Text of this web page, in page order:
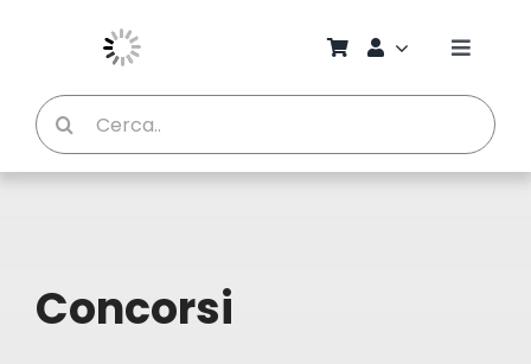
Toggle
Chi
Cerca
per:
Concorsi